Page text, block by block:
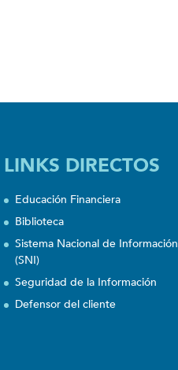
LINKS DIRECTOS
Educación Financiera
Biblioteca
Sistema Nacional de Información
(SNI)
Seguridad de la Información
Defensor del cliente